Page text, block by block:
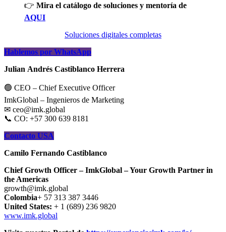
👉 Mira el catálogo de soluciones y mentoría de
AQUI
Soluciones digitales completas
Hablemos por WhatsApp
Julian Andrés Castiblanco Herrera
🟢 CEO – Chief Executive Officer
ImkGlobal – Ingenieros de Marketing
✉ ceo@imk.global
📞 CO: +57 300 639 8181
Contacto USA
Camilo Fernando Castiblanco
Chief Growth Officer – ImkGlobal – Your Growth Partner in
the Americas
growth@imk.global
Colombia+ 57 313 387 3446
United States: + 1 (689) 236 9820
www.imk.global